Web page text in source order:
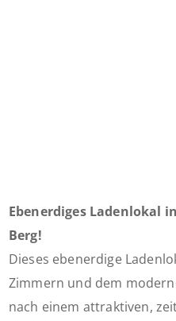
Ebenerdiges Ladenlokal
Berg!
Dieses ebenerdige
Zimmern und dem
nach einem attraktiven,